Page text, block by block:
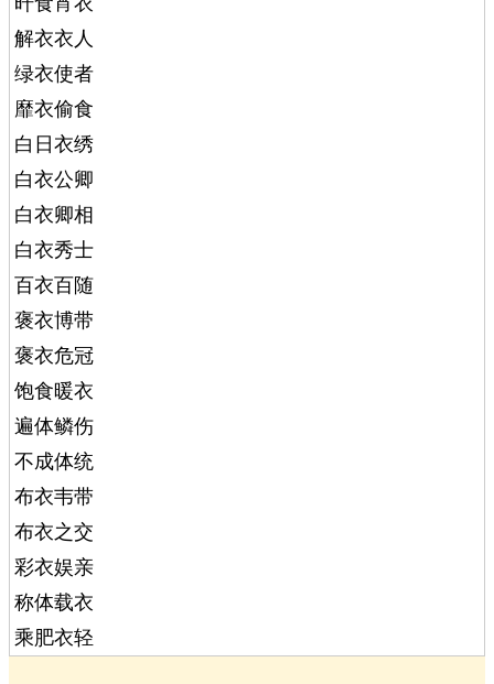
解衣衣人
绿衣使者
靡衣偷食
白日衣绣
白衣公卿
白衣卿相
白衣秀士
百衣百随
褒衣博带
褒衣危冠
饱食暖衣
遍体鳞伤
不成体统
布衣韦带
布衣之交
彩衣娱亲
称体载衣
乘肥衣轻